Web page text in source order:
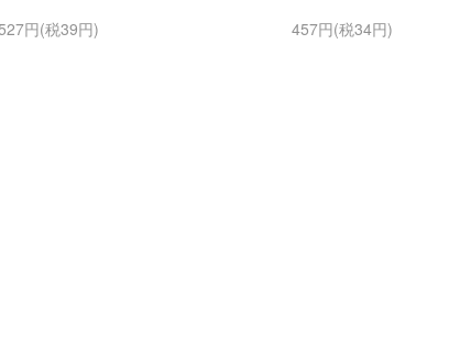
円(税39円)
457円(税34円)